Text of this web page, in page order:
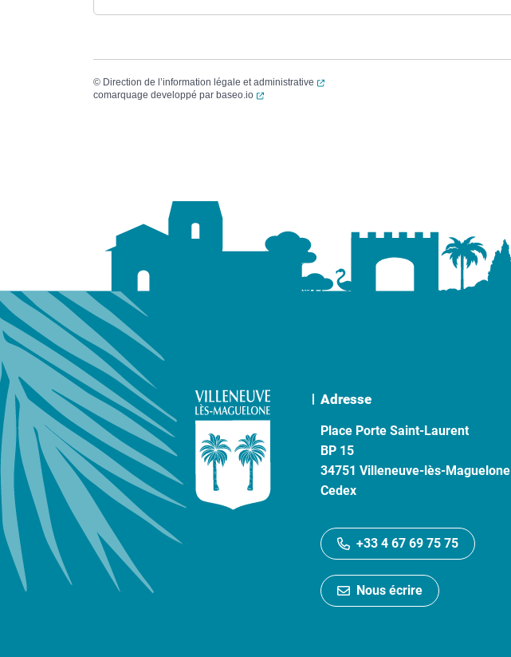
© Direction de l’information légale et administrative
(ouverture dans un nouvel onglet)
comarquage developpé par baseo.io (ouverture dans un nouvel onglet)
Adresse
Place Porte Saint-Laurent
BP 15
34751 Villeneuve-lès-Maguelone
Cedex
+33 4 67 69 75 75
Nous écrire